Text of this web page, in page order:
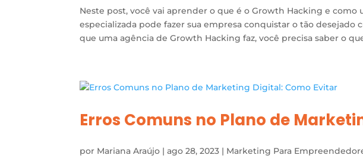
Neste post, você vai aprender o que é o Growth Hacking e como
especializada pode fazer sua empresa conquistar o tão desejado
que uma agência de Growth Hacking faz, você precisa saber o
Erros Comuns no Plano de
por Mariana Araújo |ago 28, 2023 | Marketing Para